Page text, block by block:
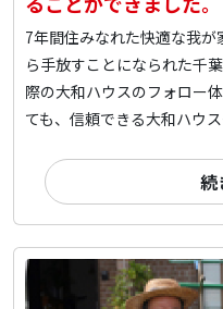
7年間住みなれた快適な我
ら手放すことになられた千
際の大和ハウスのフォロー
ても、信頼できる大和ハウ
続